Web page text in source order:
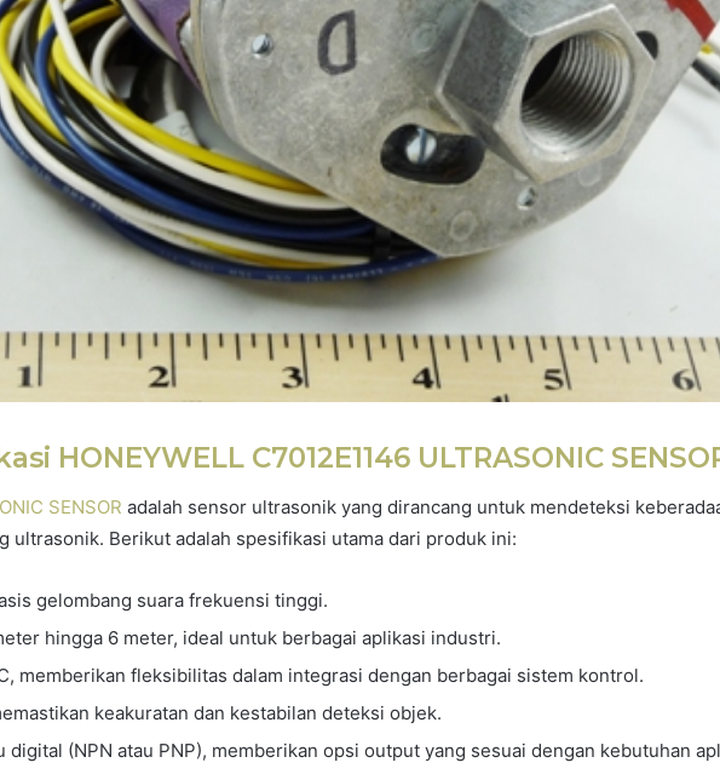
HONEYWELL C7012E1146 ULTRASONIC
SENSOR adalah sensor ultrasonik yang dirancang untuk mendeteksi
ultrasonik. Berikut adalah spesifikasi utama dari produk ini:
gelombang suara frekuensi tinggi.
hingga 6 meter, ideal untuk berbagai aplikasi industri.
memberikan fleksibilitas dalam integrasi dengan berbagai sistem kontrol.
keakuratan dan kestabilan deteksi objek.
digital (NPN atau PNP), memberikan opsi output yang sesuai dengan kebutuhan